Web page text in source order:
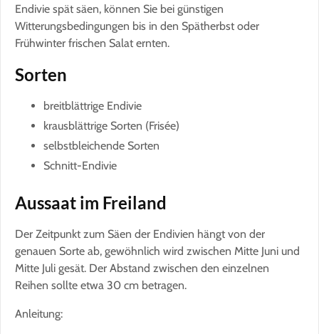
Endivie spät säen, können Sie bei günstigen
Witterungsbedingungen bis in den Spätherbst oder
Frühwinter frischen Salat ernten.
Sorten
breitblättrige Endivie
krausblättrige Sorten (Frisée)
selbstbleichende Sorten
Schnitt-Endivie
Aussaat im Freiland
Der Zeitpunkt zum Säen der Endivien hängt von der
genauen Sorte ab, gewöhnlich wird zwischen Mitte Juni und
Mitte Juli gesät. Der Abstand zwischen den einzelnen
Reihen sollte etwa 30 cm betragen.
Anleitung: